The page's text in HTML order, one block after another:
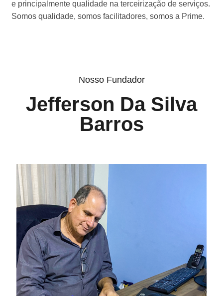
e principalmente qualidade na terceirização de serviços.
Somos qualidade, somos facilitadores, somos a Prime.
Nosso Fundador
Jefferson Da Silva
Barros